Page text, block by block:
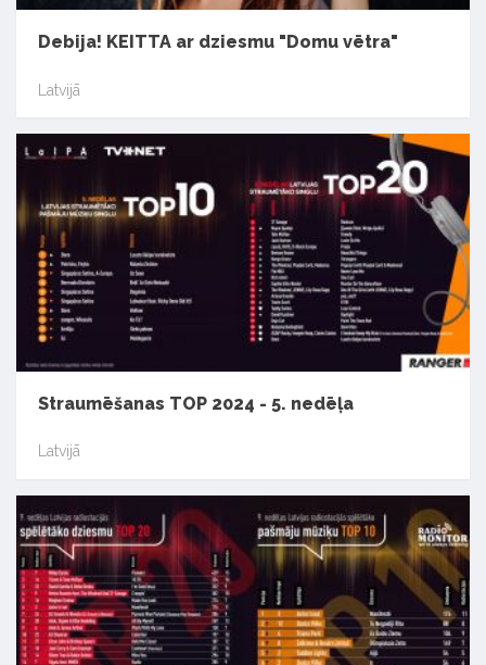
Debija! KEITTA ar dziesmu "Domu vētra"
Latvijā
Straumēšanas TOP 2024 - 5. nedēļa
Latvijā